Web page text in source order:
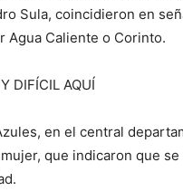
Sula, coincidieron en
Agua Caliente o Corinto.
DIFÍCIL AQUÍ
en el central
que indicaron que